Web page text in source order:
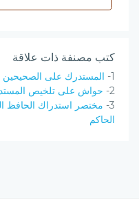
كتب مصنفة ذات علاقة
1- المستدرك على الصحيحين
2- حواش على تلخيص
3- مختصر استدراك الحافظ
الحاكم